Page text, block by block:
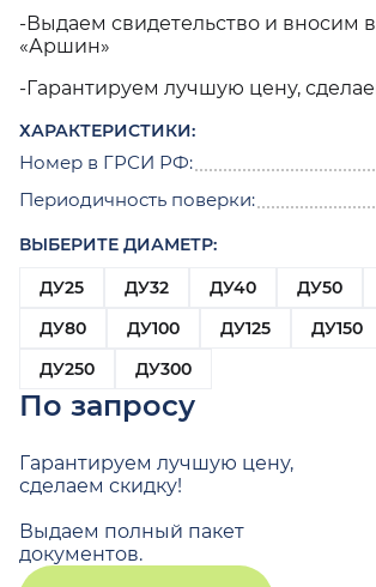
-Выдаем свидетельство и вносим
«Аршин»
-Гарантируем лучшую цену,
ХАРАКТЕРИСТИКИ:
Номер в ГРСИ РФ:
Периодичность поверки:
ВЫБЕРИТЕ ДИАМЕТР:
ДУ25
ДУ32 ДУ40 ДУ50
ДУ80
ДУ100 ДУ125 ДУ150
ДУ250
ДУ300
По запросу
Гарантируем лучшую цену,
сделаем скидку!
Выдаем полный пакет
документов.